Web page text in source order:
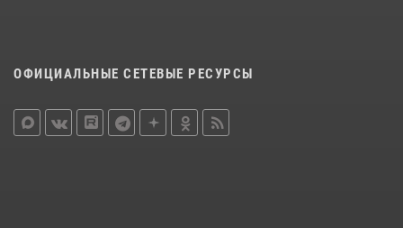
ОФИЦИАЛЬНЫЕ СЕТЕВЫЕ РЕСУРСЫ